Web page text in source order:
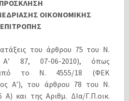
ΠΡΟΣΚΛΗΣΗ
ΟΙΚΟΝΟΜΙΚΗΣ
ΕΠΙΤΡΟΠΗΣ
του άρθρου 75 του Ν.
87, 07-06-2010), όπως
από το Ν. 4555/18 (ΦΕΚ
Α’), του άρθρου 78 του Ν.
και της Αριθμ. ΔΙα/Γ.Π.οικ.